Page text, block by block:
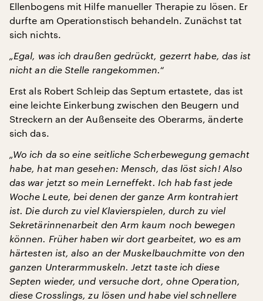
Ellenbogens mit Hilfe manueller Therapie zu lösen. Er
durfte am Operationstisch behandeln. Zunächst tat
sich nichts.
„Egal, was ich draußen gedrückt, gezerrt habe, das ist
nicht an die Stelle rangekommen.“
Erst als Robert Schleip das Septum ertastete, das ist
eine leichte Einkerbung zwischen den Beugern und
Streckern an der Außenseite des Oberarms, änderte
sich das.
„Wo ich da so eine seitliche Scherbewegung gemacht
habe, hat man gesehen: Mensch, das löst sich! Also
das war jetzt so mein Lerneffekt. Ich hab fast jede
Woche Leute, bei denen der ganze Arm kontrahiert
ist. Die durch zu viel Klavierspielen, durch zu viel
Sekretärinnenarbeit den Arm kaum noch bewegen
können. Früher haben wir dort gearbeitet, wo es am
härtesten ist, also an der Muskelbauchmitte von den
ganzen Unterarmmuskeln. Jetzt taste ich diese
Septen wieder, und versuche dort, ohne Operation,
diese Crosslings, zu lösen und habe viel schnellere